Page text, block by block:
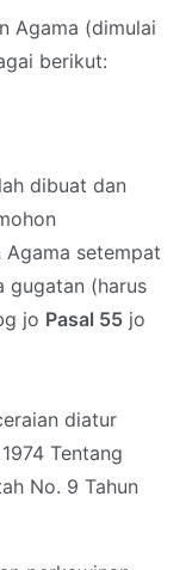
Agama (dimulai
berikut:
dibuat dan
Agama setempat
gugatan (harus
jo Pasal 55 jo
diatur
Tentang
No. 9 Tahun